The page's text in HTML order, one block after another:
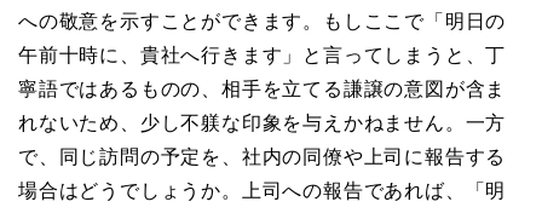
への敬意を示すことができます。もしここで「明日の
午前十時に、貴社へ行きます」と言ってしまうと、丁
寧語ではあるものの、相手を立てる謙譲の意図が含ま
れないため、少し不躾な印象を与えかねません。一方
で、同じ訪問の予定を、社内の同僚や上司に報告する
場合はどうでしょうか。上司への報告であれば、「明